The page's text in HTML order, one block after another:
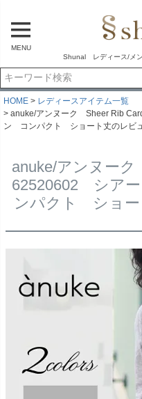
MENU
Shunal レディース/メ
HOME
レディースアイテム一覧
anuke/アンヌーク Sheer Rib
ン コンパクト ショート丈のレビ
anuke/アンヌー
62520602 シア
ンパクト ショー